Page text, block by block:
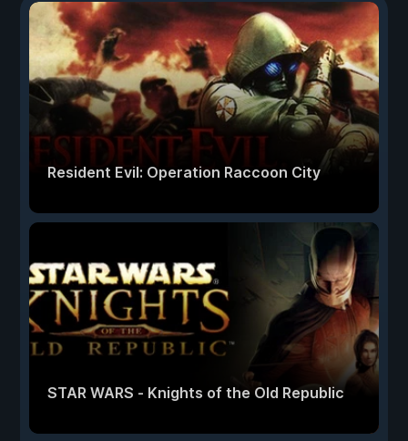
Resident Evil: Operation Raccoon City
STAR WARS - Knights of the Old Republic